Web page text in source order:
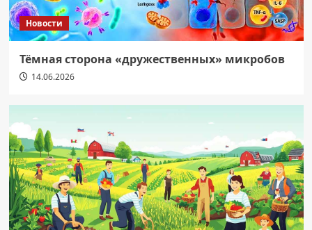
Новости
Тёмная сторона «дружественных» микробов
14.06.2026